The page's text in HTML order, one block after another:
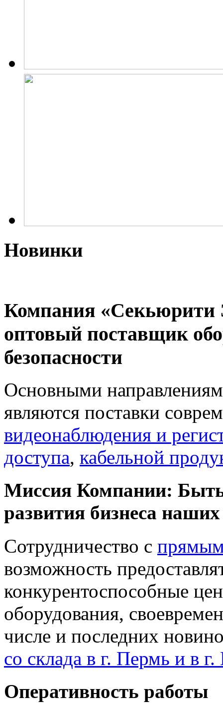
Новинки
Компания
оптовый поставщик
безопасности
Основными
являются поставки
видеонаблюдения и
доступа, кабельной
Миссия Компании:
развития бизнеса
Сотрудничество с
возможность
конкурентоспособные
оборудования,
числе и последних
со склада в г. Пермь и в
Оперативность работы